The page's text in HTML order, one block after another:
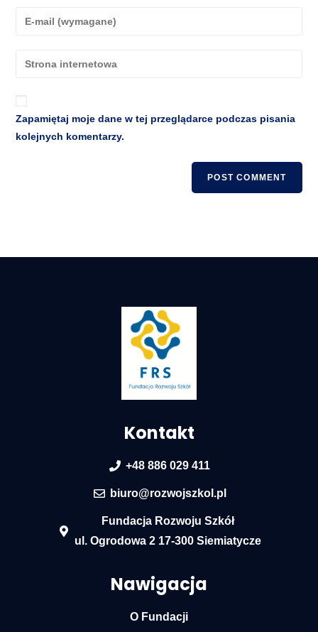
Zapamiętaj moje dane w tej przeglądarce podczas pisania
kolejnych komentarzy.
Kontakt
+48 886 029 411
biuro@rozwojszkol.pl
Fundacja Rozwoju Szkół
ul. Ogrodowa 2 17-300 Siemiatycze
Nawigacja
O Fundacji